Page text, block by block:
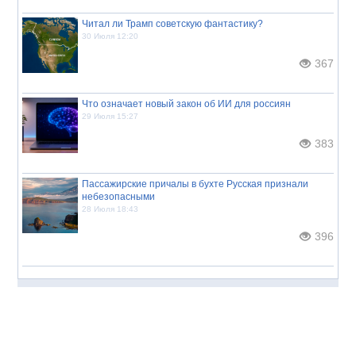
Читал ли Трамп советскую фантастику?
30 Июля 12:20
367
Что означает новый закон об ИИ для россиян
29 Июля 15:27
383
Пассажирские причалы в бухте Русская признали
небезопасными
28 Июля 18:43
396